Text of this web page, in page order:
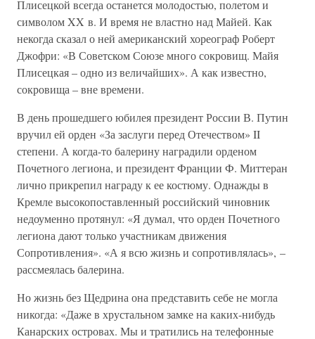
Плисецкой всегда останется молодостью, полетом и
символом XX в. И время не властно над Майей. Как
некогда сказал о ней американский хореограф Роберт
Джофри: «В Советском Союзе много сокровищ. Майя
Плисецкая – одно из величайших». А как известно,
сокровища – вне времени.
В день прошедшего юбилея президент России В. Путин
вручил ей орден «За заслуги перед Отечеством» II
степени. А когда-то балерину наградили орденом
Почетного легиона, и президент Франции Ф. Миттеран
лично прикрепил награду к ее костюму. Однажды в
Кремле высокопоставленный российский чиновник
недоуменно протянул: «Я думал, что орден Почетного
легиона дают только участникам движения
Сопротивления». «А я всю жизнь и сопротивлялась», –
рассмеялась балерина.
Но жизнь без Щедрина она представить себе не могла
никогда: «Даже в хрустальном замке на каких-нибудь
Канарских островах. Мы и тратились на телефонные